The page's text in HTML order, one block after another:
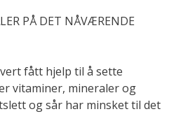
PÅ DET NÅVÆRENDE
fått hjelp til å sette
vitaminer, mineraler og
og sår har minsket til det